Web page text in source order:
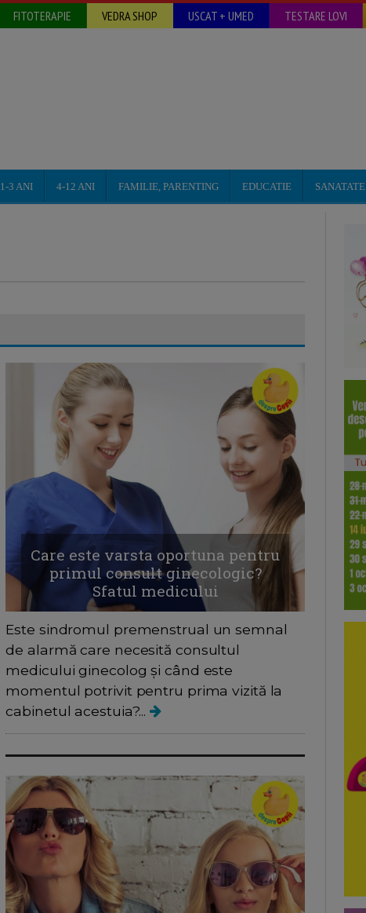
FITOTERAPIE VEDRA SHOP USCAT + UMED TESTARE LOVI
1-3 ANI 4-12 ANI FAMILIE, PARENTING EDUCATIE SANATATE
Care este varsta oportuna pentru
primul consult ginecologic?
Sfatul medicului
Este sindromul premenstrual un semnal
de alarmă care necesită consultul
medicului ginecolog și când este
momentul potrivit pentru prima vizită la
cabinetul acestuia?...